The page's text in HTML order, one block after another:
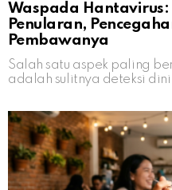
Waspada
Penularan,
Pembawanya
Salah satu aspek paling
adalah sulitnya deteksi dini